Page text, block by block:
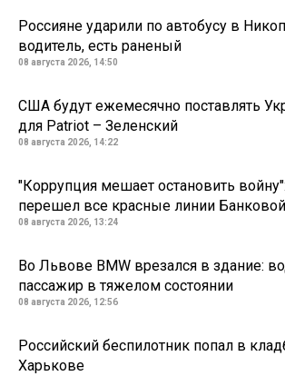
Россияне ударили по автобусу в
водитель, есть раненый
08 августа 2026, 14:50
США будут ежемесячно поставлять
для Patriot – Зеленский
08 августа 2026, 14:22
"Коррупция мешает остановить
перешел все красные линии Банковой
08 августа 2026, 13:24
Во Львове BMW врезался в здание:
пассажир в тяжелом состоянии
08 августа 2026, 12:56
Российский беспилотник попал в
Харькове